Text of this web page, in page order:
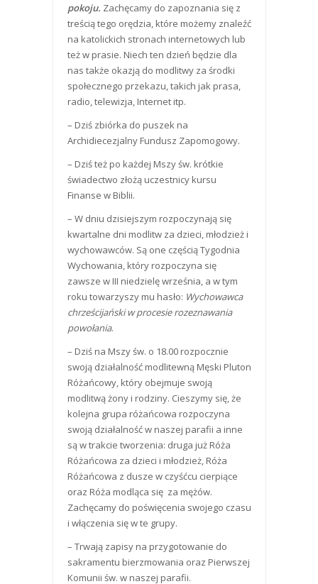
pokoju. Zachęcamy do zapoznania się z
treścią tego orędzia, które możemy znaleźć
na katolickich stronach internetowych lub
też w prasie. Niech ten dzień będzie dla
nas także okazją do modlitwy za środki
społecznego przekazu, takich jak prasa,
radio, telewizja, Internet itp.
– Dziś zbiórka do puszek na
Archidiecezjalny Fundusz Zapomogowy.
– Dziś też po każdej Mszy św. krótkie
świadectwo złożą uczestnicy kursu
Finanse w Biblii.
– W dniu dzisiejszym rozpoczynają się
kwartalne dni modlitw za dzieci, młodzież i
wychowawców. Są one częścią Tygodnia
Wychowania, który rozpoczyna się
zawsze w III niedzielę września, a w tym
roku towarzyszy mu hasło: Wychowawca
chrześcijański w procesie rozeznawania
powołania.
– Dziś na Mszy św. o 18.00 rozpocznie
swoją działalność modlitewną Męski Pluton
Różańcowy, który obejmuje swoją
modlitwą żony i rodziny. Cieszymy się, że
kolejna grupa różańcowa rozpoczyna
swoją działalność w naszej parafii a inne
są w trakcie tworzenia: druga już Róża
Różańcowa za dzieci i młodzież, Róża
Różańcowa z dusze w czyśćcu cierpiące
oraz Róża modląca się za mężów.
Zachęcamy do poświęcenia swojego czasu
i włączenia się w te grupy.
– Trwają zapisy na przygotowanie do
sakramentu bierzmowania oraz Pierwszej
Komunii św. w naszej parafii.